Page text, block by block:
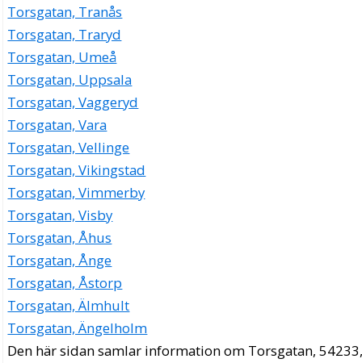
Torsgatan, Tranås
Torsgatan, Traryd
Torsgatan, Umeå
Torsgatan, Uppsala
Torsgatan, Vaggeryd
Torsgatan, Vara
Torsgatan, Vellinge
Torsgatan, Vikingstad
Torsgatan, Vimmerby
Torsgatan, Visby
Torsgatan, Åhus
Torsgatan, Ånge
Torsgatan, Åstorp
Torsgatan, Älmhult
Torsgatan, Ängelholm
Den här sidan samlar information om Torsgatan,